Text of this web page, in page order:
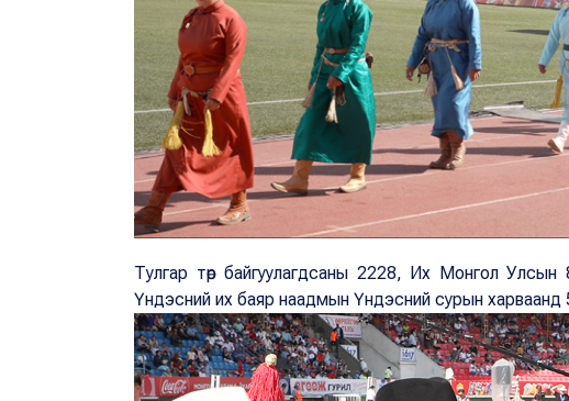
Тулгар төр байгуулагдсаны 2228, Их Монгол
Үндэсний их баяр наадмын Үндэсний сурын